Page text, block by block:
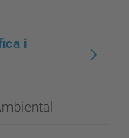
i